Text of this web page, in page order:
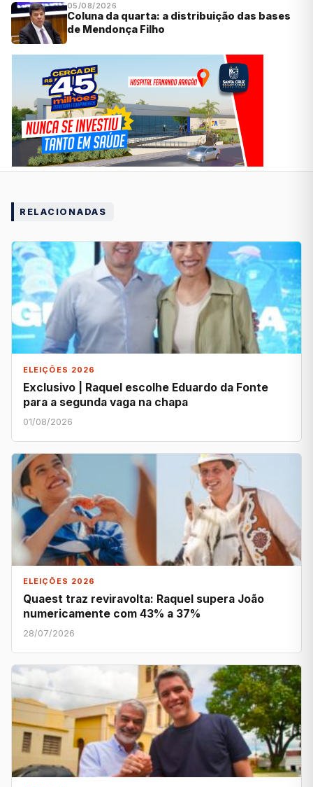
05/08/2026
Coluna da quarta: a distribuição das bases
de Mendonça Filho
RELACIONADAS
ELEIÇÕES 2026
Exclusivo | Raquel escolhe Eduardo da Fonte
para a segunda vaga na chapa
01/08/2026
ELEIÇÕES 2026
Quaest traz reviravolta: Raquel supera João
numericamente com 43% a 37%
28/07/2026